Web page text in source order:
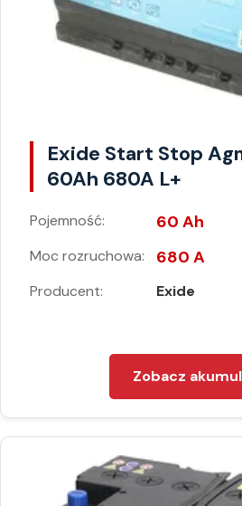
Exide Start Stop
60Ah 680A L+
Pojemność: 60 Ah
Moc rozruchowa: 680 A
Producent: Exide
Zobacz